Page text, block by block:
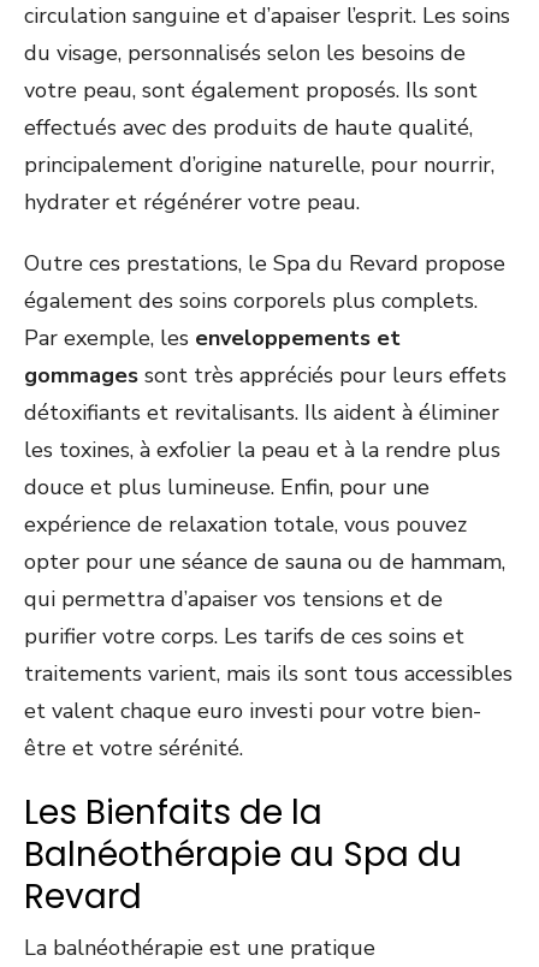
circulation sanguine et d’apaiser l’esprit. Les soins
du visage, personnalisés selon les besoins de
votre peau, sont également proposés. Ils sont
effectués avec des produits de haute qualité,
principalement d’origine naturelle, pour nourrir,
hydrater et régénérer votre peau.
Outre ces prestations, le Spa du Revard propose
également des soins corporels plus complets.
Par exemple, les enveloppements et
gommages sont très appréciés pour leurs effets
détoxifiants et revitalisants. Ils aident à éliminer
les toxines, à exfolier la peau et à la rendre plus
douce et plus lumineuse. Enfin, pour une
expérience de relaxation totale, vous pouvez
opter pour une séance de sauna ou de hammam,
qui permettra d’apaiser vos tensions et de
purifier votre corps. Les tarifs de ces soins et
traitements varient, mais ils sont tous accessibles
et valent chaque euro investi pour votre bien-
être et votre sérénité.
Les Bienfaits de la
Balnéothérapie au Spa du
Revard
La balnéothérapie est une pratique